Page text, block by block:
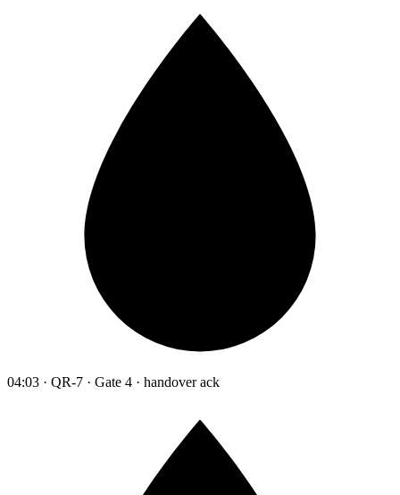
04:03 · QR-7 · Gate 4 · handover ack